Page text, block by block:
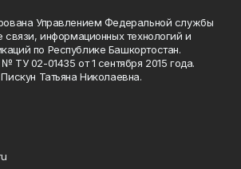
Управлением Федеральной службы
связи, информационных технологий и
по Республике Башкортостан.
ТУ 02-01435 от 1 сентября 2015 года.
Татьяна Николаевна.